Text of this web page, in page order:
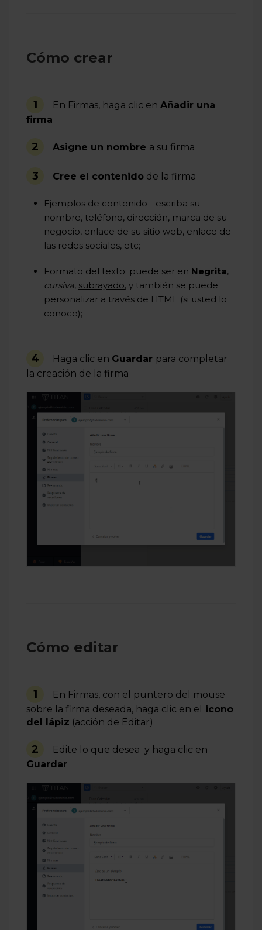
Cómo crear
1 En Firmas, haga clic en Añadir una
firma
2 Asigne un nombre a su firma
3 Cree el contenido de la firma
Ejemplos de contenido - escriba su
nombre, teléfono, dirección, marca de su
negocio, enlace de su sitio web, enlace de
las redes sociales, etc;
Formato del texto: puede ser en Negrita,
cursiva, subrayado, y también se puede
personalizar a través de HTML (si usted lo
conoce);
4 Haga clic en Guardar para completar
la creación de la firma
Cómo editar
1
En Firmas, con el puntero del mouse
sobre la firma deseada, haga clic en el
icono
del lápiz (acción de Editar)
2
Edite lo que desea y haga clic en
Guardar